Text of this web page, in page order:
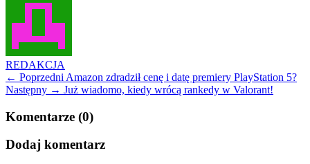
REDAKCJA
← Poprzedni Amazon zdradził cenę i datę premiery PlayStation 5?
Następny → Już wiadomo, kiedy wrócą rankedy w Valorant!
Komentarze (0)
Dodaj komentarz